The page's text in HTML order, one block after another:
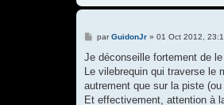
M
s
a
g
parGuidonJr» 01 Oct 2012,
Je déconseille fortement de
Le vilebrequin qui traverse le
autrement que sur la piste
Et effectivement, attention à